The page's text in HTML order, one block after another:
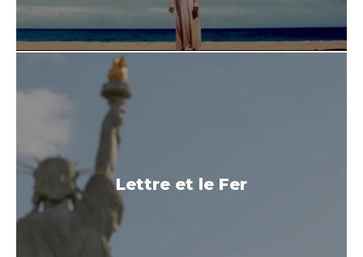
Lettre et le Fer